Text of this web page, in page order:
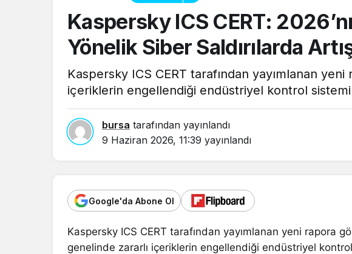
Kaspersky ICS CERT:
Yönelik Siber Saldırılarda
Kaspersky ICS CERT tarafından yayımlanan
içeriklerin engellendiği endüstriyel kontrol sistemi
bursa tarafından yayınlandı
9 Haziran 2026, 11:39 yayınlandı
Google'da Abone Ol
Kaspersky ICS CERT tarafından yayımlanan yeni rapora
genelinde zararlı içeriklerin engellendiği endüstriyel kontrol